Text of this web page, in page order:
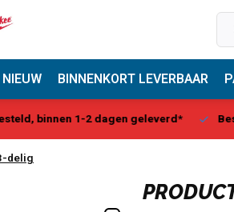
NIEUW BINNENKORT LEVERBAAR
binnen 1-2 dagen geleverd*
delig